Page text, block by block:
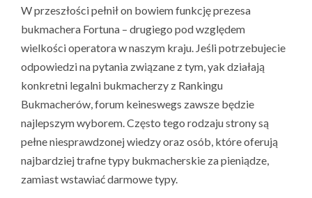
W przeszłości pełnił on bowiem funkcję prezesa
bukmachera Fortuna – drugiego pod względem
wielkości operatora w naszym kraju. Jeśli potrzebujecie
odpowiedzi na pytania związane z tym, yak działają
konkretni legalni bukmacherzy z Rankingu
Bukmacherów, forum keineswegs zawsze będzie
najlepszym wyborem. Często tego rodzaju strony są
pełne niesprawdzonej wiedzy oraz osób, które oferują
najbardziej trafne typy bukmacherskie za pieniądze,
zamiast wstawiać darmowe typy.